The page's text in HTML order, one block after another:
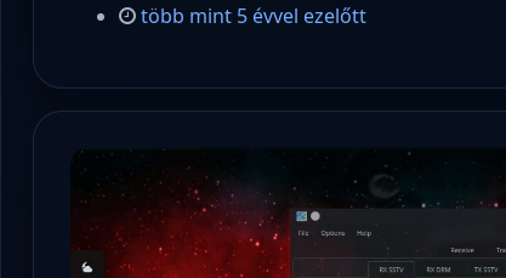
több mint 5 évvel ezelőtt